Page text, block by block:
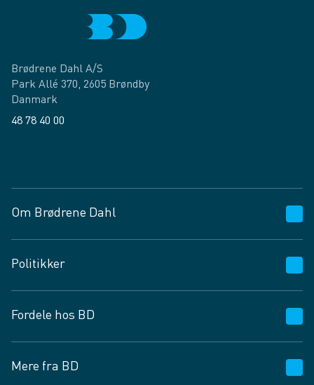
Brødrene Dahl A/S
Park Allé 370, 2605 Brøndby
Danmark
48 78 40 00
Om Brødrene Dahl
Vagttelefon 30 10 89 89
Spørgsmål og svar
Job og karriere
Fødevarekontrolrapport
Politikker
Privatlivspolitik
Cookies
Vilkår og betingelser
Fordele hos BD
BD app
Mere fra BD